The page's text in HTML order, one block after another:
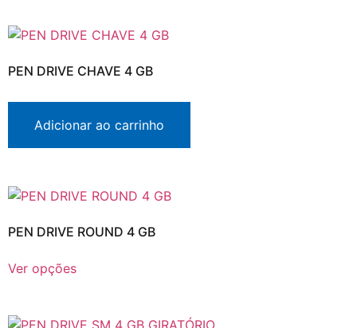
PEN DRIVE CHAVE 4 GB
Adicionar ao carrinho
PEN DRIVE ROUND 4 GB
Ver opções